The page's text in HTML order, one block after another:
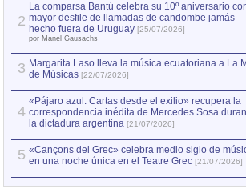
2
La comparsa Bantú celebra su 10º aniversario
mayor desfile de llamadas de candombe jamás
hecho fuera de Uruguay [25/07/2026]
por Manel Gausachs
3 Margarita Laso lleva la música ecuatoriana a La
de Músicas [22/07/2026]
4
«Pájaro azul. Cartas desde el exilio» recupera la
correspondencia inédita de Mercedes Sosa
la dictadura argentina [21/07/2026]
5 «Cançons del Grec» celebra medio siglo de
en una noche única en el Teatre Grec [21/07/2026]